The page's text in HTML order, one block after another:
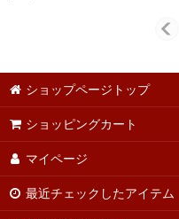
ショップページトップ
ショッピングカート
マイページ
最近チェックしたアイテム